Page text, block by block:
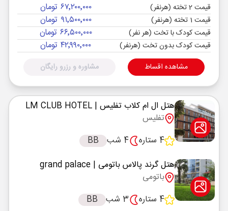
قیمت 2 تخته (هرنفر) ۶۷٬۲۰۰٬۰۰۰ تومان
قیمت 1 تخته (هرنفر) ۹۱٬۵۰۰٬۰۰۰ تومان
قیمت کودک با تخت (هر نفر) ۶۶٬۵۰۰٬۰۰۰ تومان
قیمت کودک بدون تخت (هرنفر) ۴۲٬۹۹۰٬۰۰۰ تومان
مشاهده اقساط مشاوره و رزرو رایگان
هتل ال ام کلاب تفلیس | LM CLUB HOTEL
تفلیس
4 ستاره
4 شب
BB
هتل گرند پالاس باتومی | grand palace
باتومی
4 ستاره
3 شب BB